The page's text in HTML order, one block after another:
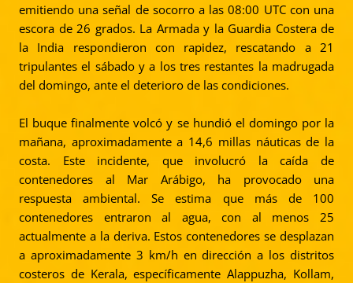
emitiendo una señal de socorro a las 08:00 UTC con una
escora de 26 grados. La Armada y la Guardia Costera de
la India respondieron con rapidez, rescatando a 21
tripulantes el sábado y a los tres restantes la madrugada
del domingo, ante el deterioro de las condiciones.
El buque finalmente volcó y se hundió el domingo por la
mañana, aproximadamente a 14,6 millas náuticas de la
costa. Este incidente, que involucró la caída de
contenedores al Mar Arábigo, ha provocado una
respuesta ambiental. Se estima que más de 100
contenedores entraron al agua, con al menos 25
actualmente a la deriva. Estos contenedores se desplazan
a aproximadamente 3 km/h en dirección a los distritos
costeros de Kerala, específicamente Alappuzha, Kollam,